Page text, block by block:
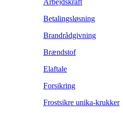
Arbejdskraft
Betalingsløsning
Brandrådgivning
Brændstof
Elaftale
Forsikring
Frostsikre unika-krukker